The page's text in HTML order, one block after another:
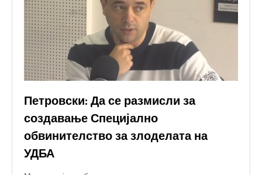
Петровски: Да се размисли за
создавање Специјално
обвинителство за злоделата на
УДБА